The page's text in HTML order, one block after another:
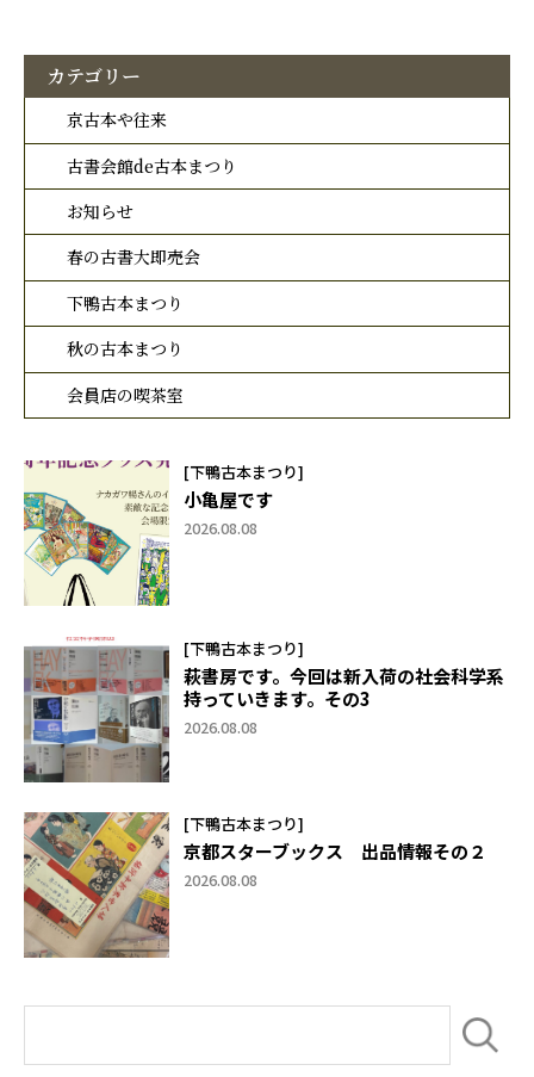
カテゴリー
京古本や往来
古書会館de古本まつり
お知らせ
春の古書大即売会
下鴨古本まつり
秋の古本まつり
会員店の喫茶室
[下鴨古本まつり]
小亀屋です
2026.08.08
[下鴨古本まつり]
萩書房です。今回は新入荷の社会科学系
持っていきます。その3
2026.08.08
[下鴨古本まつり]
京都スターブックス 出品情報その２
2026.08.08